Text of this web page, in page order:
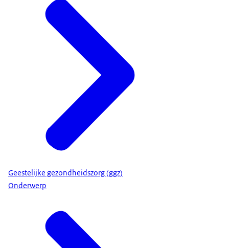
Geestelijke gezondheidszorg (ggz)
Onderwerp